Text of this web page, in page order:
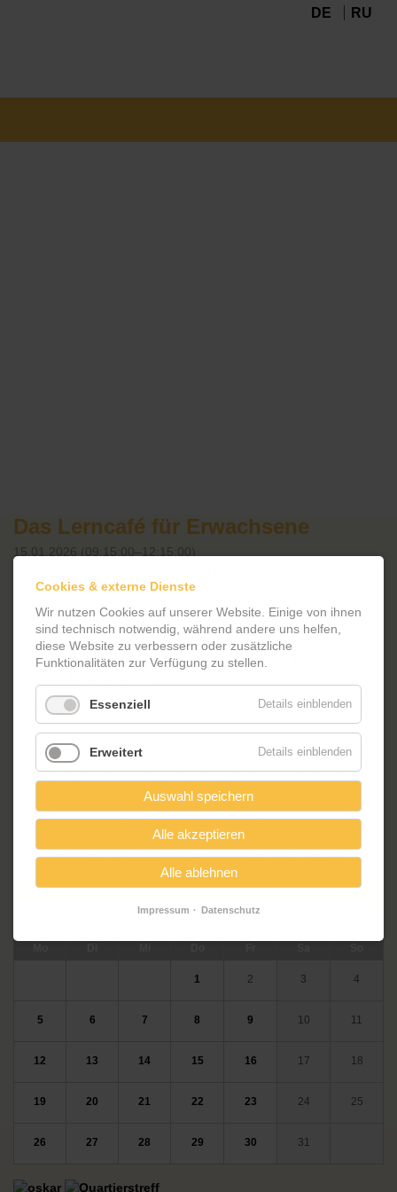
DE RU
Das Lerncafé für Erwachsene
15.01.2026 (09:15:00–12:15:00)
Haus
hier ist ein Video über Ehrenamtliche in Lerncafé:
https://vhs-ehrenamtsportal.de/wissen/alphabetisierung-
grundbildung/ehrenamtliche-einsatzfelder-in-der-
Kostenfreies Lerncafé für Erwachsene:
Lernen Sie bei uns Lesen, Schreiben, Rechnen und Umgang mit
Jeden Donnerstag von 9.15 bis 12.15 Uhr. Ohne Anmeldung.
Ein Angebot des Grundbildungszentrums der VHS Potsdam.
Veranstaltungskalender
1 2 3 4
5 6 7 8 9 10 11
12 13 14 15 16 17 18
19 20 21 22 23 24 25
26 27 28 29 30 31
Cookies & externe Dienste
Wir nutzen Cookies auf unserer Website. Einige von ihnen
sind technisch notwendig, während andere uns helfen,
diese Website zu verbessern oder zusätzliche
Funktionalitäten zur Verfügung zu stellen.
Essenziell Details einblenden
Erweitert Details einblenden
Auswahl speichern
Alle akzeptieren
Alle ablehnen
Impressum Datenschutz